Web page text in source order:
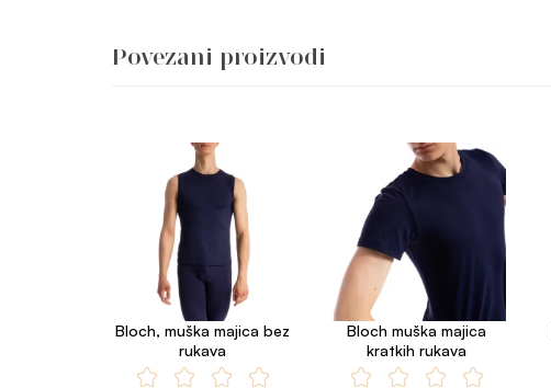
Povezani proizvodi
Bloch, muška majica bez
rukava
Bloch muška majica
kratkih rukava